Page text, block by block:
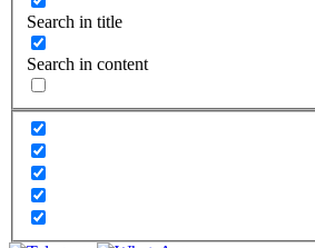
Search in title
Search in content